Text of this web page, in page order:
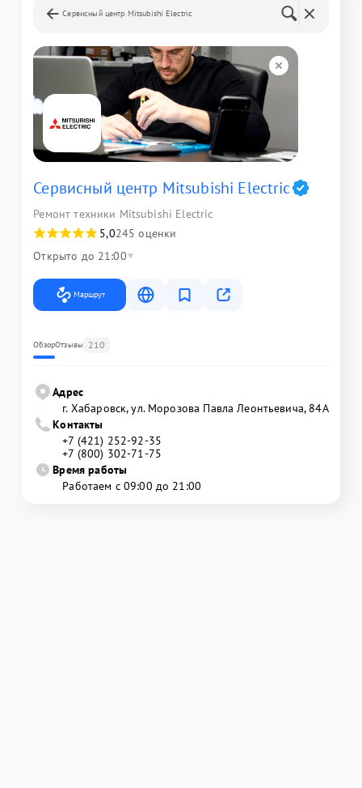
Сервисный центр Mitsubishi Electric
Сервисный центр Mitsubishi Electric
Ремонт техники Mitsubishi Electric
5,0245 оценки
Открыто до 21:00
Маршрут
ОбзорОтзывы 210
Адрес
г. Хабаровск, ул. Морозова Павла Леонтьевича, 84А
Контакты
+7 (421) 252-92-35
+7 (800) 302-71-75
Время работы
Работаем с 09:00 до 21:00